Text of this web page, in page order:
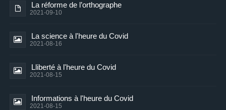
La réforme de l’orthographe
2021-09-10
La science à l'heure du Covid
2021-08-16
Lliberté à l'heure du Covid
2021-08-15
Informations à l'heure du Covid
2021-08-15